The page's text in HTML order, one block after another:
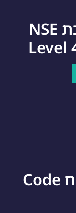
קורס הכנה להסמכת NSE
קורס פיתוח מאובטח Code